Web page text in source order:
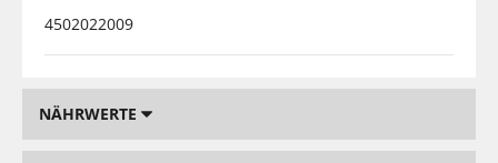
4502022009
NÄHRWERTE